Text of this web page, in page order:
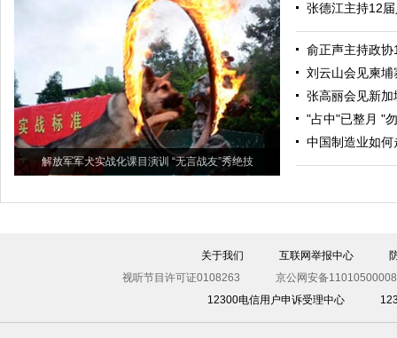
解放军军犬实战化课目演训 “无言战友”秀绝技
张德江主持12
俞正声主持政
刘云山会见柬埔
张高丽会见新加
"占中"已整月 "
中国制造业如
关于我们 互联网举报中心
视听节目许可证0108263
京公网安备
12300电信用户申诉受理中心